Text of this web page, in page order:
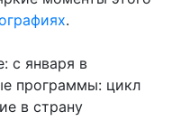
.
с января в
программы: цикл
в страну